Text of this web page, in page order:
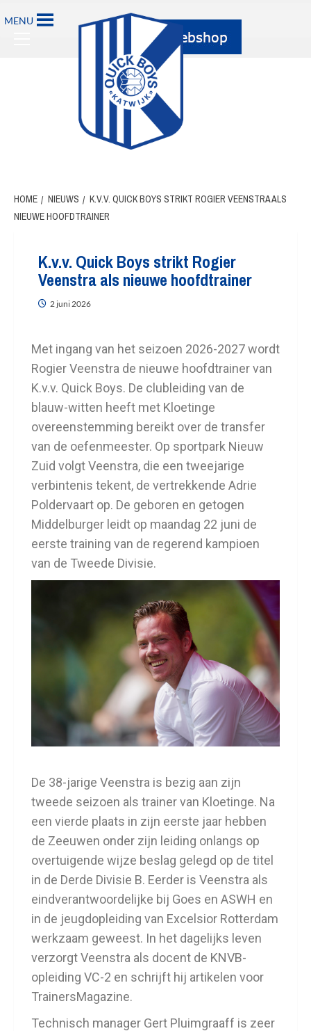
MENU
HOME NIEUWS
K.V.V. QUICK BOYS STRIKT ROGIER VEENSTRA ALS
NIEUWE HOOFDTRAINER
K.v.v. Quick Boys strikt Rogier
Veenstra als nieuwe hoofdtrainer
2 juni 2026
Met ingang van het seizoen 2026-2027 wordt
Rogier Veenstra de nieuwe hoofdtrainer van
K.v.v. Quick Boys. De clubleiding van de
blauw-witten heeft met Kloetinge
overeenstemming bereikt over de transfer
van de oefenmeester. Op sportpark Nieuw
Zuid volgt Veenstra, die een tweejarige
verbintenis tekent, de vertrekkende Adrie
Poldervaart op. De geboren en getogen
Middelburger leidt op maandag 22 juni de
eerste training van de regerend kampioen
van de Tweede Divisie.
De 38-jarige Veenstra is bezig aan zijn
tweede seizoen als trainer van Kloetinge. Na
een vierde plaats in zijn eerste jaar hebben
de Zeeuwen onder zijn leiding onlangs op
overtuigende wijze beslag gelegd op de titel
in de Derde Divisie B. Eerder is Veenstra als
eindverantwoordelijke bij Goes en ASWH en
in de jeugdopleiding van Excelsior Rotterdam
werkzaam geweest. In het dagelijks leven
verzorgt Veenstra als docent de KNVB-
opleiding VC-2 en schrijft hij artikelen voor
TrainersMagazine.
Technisch manager Gert Pluimgraaff is zeer